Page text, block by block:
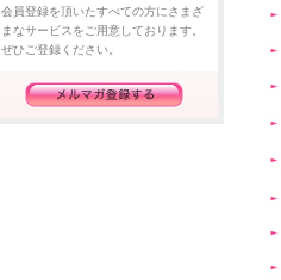
会員登録を頂いたすべての方にさまざ
まなサービスをご用意しております。
ぜひご登録ください。